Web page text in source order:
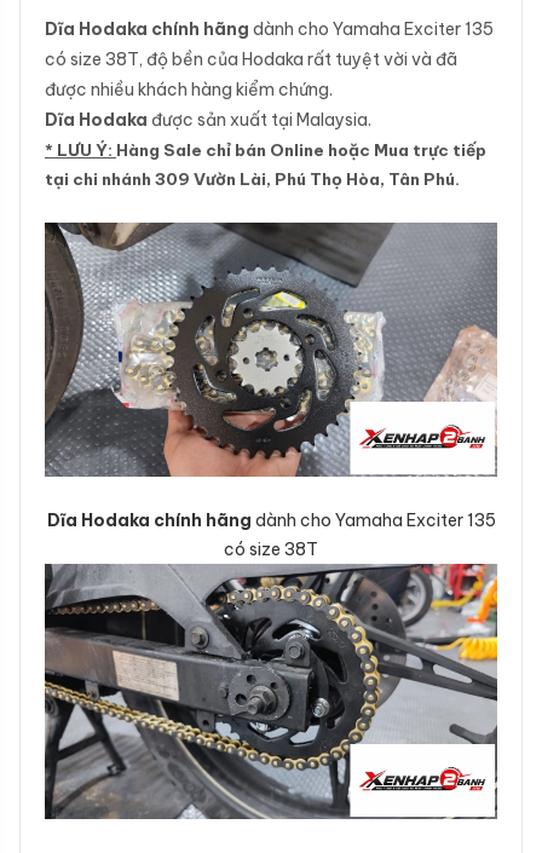
Dĩa Hodaka chính hãng dành cho Yamaha Exciter 135
có size 38T, độ bền của Hodaka rất tuyệt vời và đã
được nhiều khách hàng kiểm chứng.
Dĩa Hodaka được sản xuất tại Malaysia.
* LƯU Ý: Hàng Sale chỉ bán Online hoặc Mua trực tiếp
tại chi nhánh 309 Vườn Lài, Phú Thọ Hòa, Tân Phú.
Dĩa Hodaka chính hãng dành cho Yamaha Exciter 135
có size 38T